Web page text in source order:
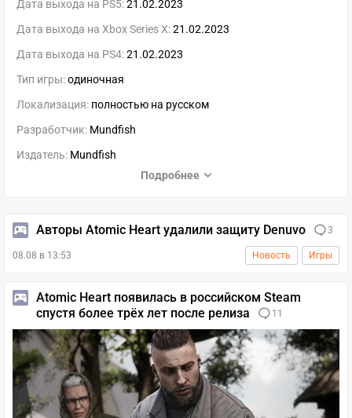
Дата выхода на PS5:21.02.2023
Дата выхода на Xbox Series X:21.02.2023
Дата выхода на PS4:21.02.2023
Тип игры:одиночная
Локализация: полностью на русском
Разработчик: Mundfish
Издатель: Mundfish
Подробнее
Авторы Atomic Heart удалили защиту Denuvo 3
08.08 в 13:53 Новость Игры
Atomic Heart появилась в российском Steam
спустя более трёх лет после релиза
11